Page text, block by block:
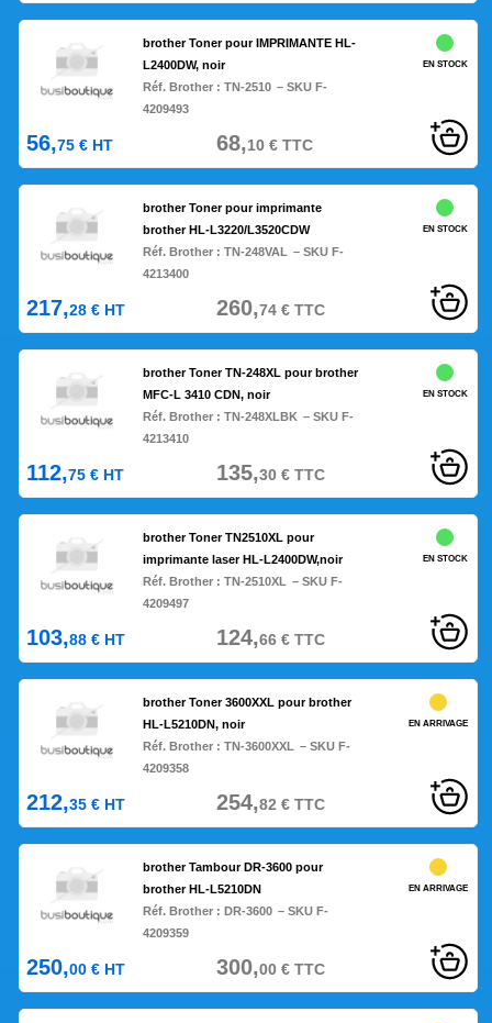
brother Toner pour IMPRIMANTE HL-
L2400DW, noir
Réf. Brother :TN-2510 – SKU F-
4209493
EN STOCK
56,75 € HT 68,10€TTC
brother Toner pour imprimante
brother HL-L3220/L3520CDW
Réf. Brother :TN-248VAL – SKU F-
4213400
EN STOCK
217,28 € HT 260,74€TTC
brother Toner TN-248XL pour brother
MFC-L 3410 CDN, noir
Réf. Brother :TN-248XLBK – SKU F-
4213410
EN STOCK
112,75 € HT 135,30€TTC
brother Toner TN2510XL pour
imprimante laser HL-L2400DW,noir
Réf. Brother :TN-2510XL – SKU F-
4209497
EN STOCK
103,88 € HT 124,66€TTC
brother Toner 3600XXL pour brother
HL-L5210DN, noir
Réf. Brother :TN-3600XXL – SKU F-
4209358
EN ARRIVAGE
212,35 € HT 254,82 €TTC
brother Tambour DR-3600 pour
brother HL-L5210DN
Réf. Brother :DR-3600 – SKU F-
4209359
EN ARRIVAGE
250,00 € HT 300,00€TTC